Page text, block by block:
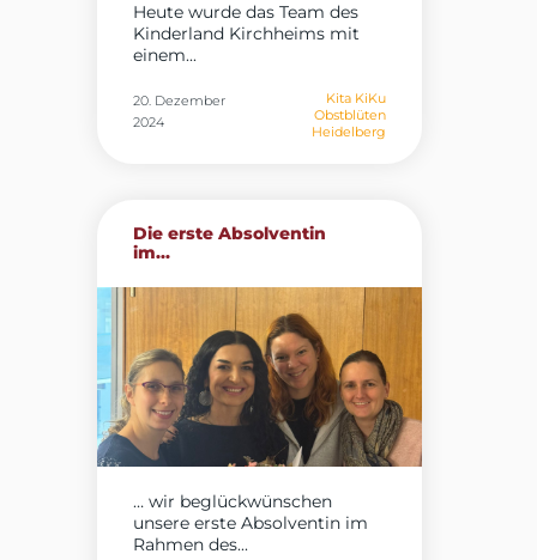
Heute wurde das Team des
Kinderland Kirchheims mit
einem...
20. Dezember
2024
Kita KiKu
Obstblüten
Heidelberg
Die erste Absolventin
im...
… wir beglückwünschen
unsere erste Absolventin im
Rahmen des...